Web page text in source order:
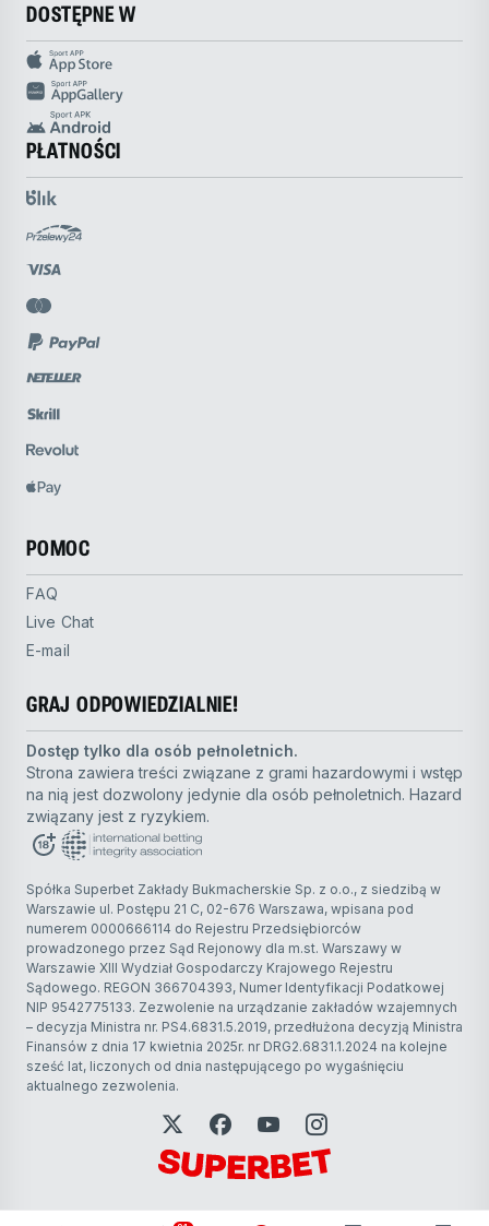
DOSTĘPNE W
PŁATNOŚCI
POMOC
FAQ
Live Chat
E-mail
GRAJ ODPOWIEDZIALNIE!
Dostęp tylko dla osób pełnoletnich.
Strona zawiera treści związane z grami hazardowymi i wstęp
na nią jest dozwolony jedynie dla osób pełnoletnich. Hazard
związany jest z ryzykiem.
Spółka Superbet Zakłady Bukmacherskie Sp. z o.o., z siedzibą w
Warszawie ul. Postępu 21 C, 02-676 Warszawa, wpisana pod
numerem 0000666114 do Rejestru Przedsiębiorców
prowadzonego przez Sąd Rejonowy dla m.st. Warszawy w
Warszawie XIII Wydział Gospodarczy Krajowego Rejestru
Sądowego. REGON 366704393, Numer Identyfikacji Podatkowej
NIP 9542775133. Zezwolenie na urządzanie zakładów wzajemnych
– decyzja Ministra nr. PS4.6831.5.2019, przedłużona decyzją Ministra
Finansów z dnia 17 kwietnia 2025r. nr DRG2.6831.1.2024 na kolejne
sześć lat, liczonych od dnia następującego po wygaśnięciu
aktualnego zezwolenia.